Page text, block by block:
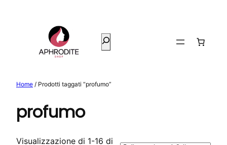
Cerca
Home / Prodotti taggati “profumo”
profumo
Visualizzazione di 1-16 di